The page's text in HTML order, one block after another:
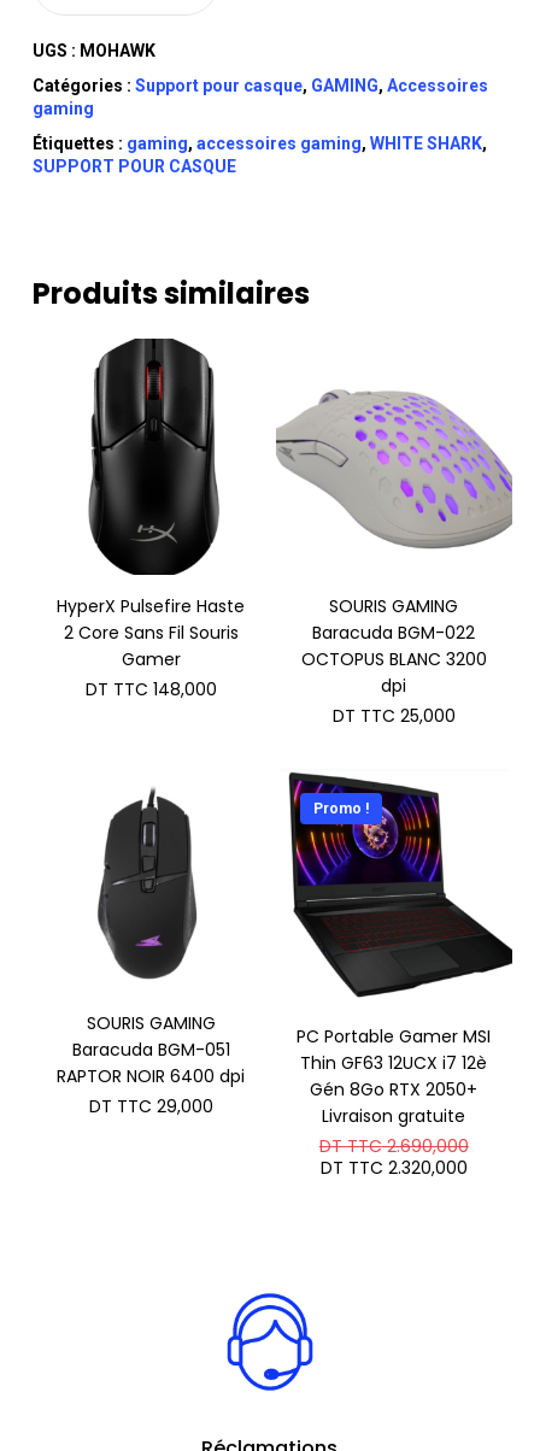
UGS : MOHAWK
Catégories : Support pour casque, GAMING, Accessoires
gaming
Étiquettes : gaming, accessoires gaming, WHITE SHARK,
SUPPORT POUR CASQUE
Produits similaires
HyperX Pulsefire Haste
2 Core Sans Fil Souris
Gamer
DT TTC 148,000
SOURIS GAMING
Baracuda BGM-022
OCTOPUS BLANC 3200
dpi
DT TTC 25,000
SOURIS GAMING
Baracuda BGM-051
RAPTOR NOIR 6400 dpi
DT TTC 29,000
Promo !
PC Portable Gamer MSI
Thin GF63 12UCX i7 12è
Gén 8Go RTX 2050+
Livraison gratuite
DT TTC2.690,000Le
DT TTC 2.320,000Le